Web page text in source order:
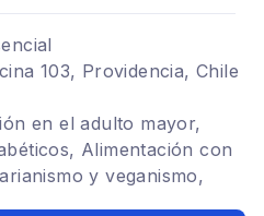
103, Providencia, Chile
en el adulto mayor,
Alimentación con
y veganismo,